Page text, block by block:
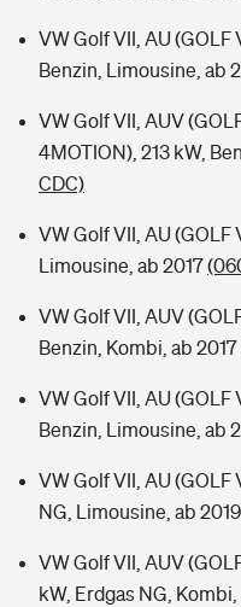
VW Golf VII, AU (GOLF
Benzin, Limousine, ab
VW Golf VII, AUV
4MOTION), 213 kW,
CDC)
VW Golf VII, AU (GOLF
Limousine, ab 2017
VW Golf VII, AUV
Benzin, Kombi, ab 2017
VW Golf VII, AU (GOLF
Benzin, Limousine, ab
VW Golf VII, AU (GOLF
NG, Limousine, ab 2019
VW Golf VII, AUV
kW, Erdgas NG, Kombi,